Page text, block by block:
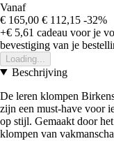
Vanaf
€ 165,00 € 112,15 -32%
+€ 5,61 cadeau voor je
bevestiging van je
Loading...
Beschrijving
De leren klompen
zijn een must-have voor
op stijl. Gemaakt door
klompen van